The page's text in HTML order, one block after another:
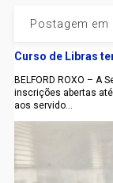
Postagem em
Curso de Libras
BELFORD ROXO – A
inscrições abertas
aos servido...